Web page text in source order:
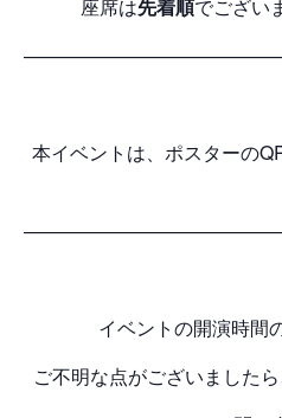
座席は先着順でござい
本イベントは、ポスターの
イベントの開演時間
ご不明な点がございました